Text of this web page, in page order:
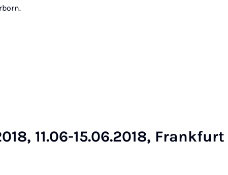
11.06-15.06.2018, Frank­furt